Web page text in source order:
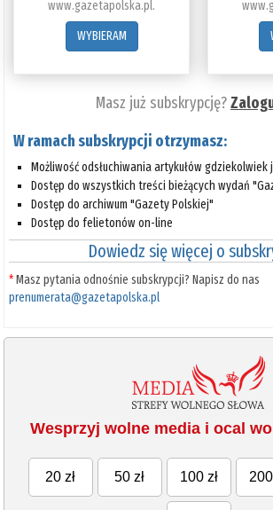
www.gazetapolska.pl.
WYBIERAM
Masz już subskrypcję?
W ramach subskrypcji otrzymasz:
Możliwość odsłuchiwania artykułów gdziekolwiek
Dostęp do wszystkich treści bieżących wydań
Dostęp do archiwum "Gazety Polskiej"
Dostęp do felietonów on-line
Dowiedz się więcej o
*Masz pytania odnośnie subskrypcji? Napisz do nas
prenumerata@gazetapolska.pl
Wesprzyj wolne media i ocal
20 zł 50 zł 100 zł 200